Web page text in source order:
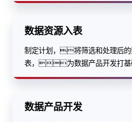
数据资源入表
制定计划，将筛选和处理后的
表，为数据产品开发打
数据产品开发